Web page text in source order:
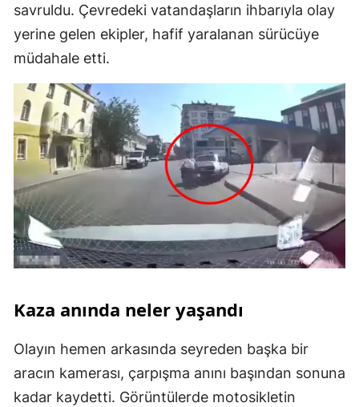
savruldu. Çevredeki vatandaşların ihbarıyla olay
yerine gelen ekipler, hafif yaralanan sürücüye
müdahale etti.
Kaza anında neler yaşandı
Olayın hemen arkasında seyreden başka bir
aracın kamerası, çarpışma anını başından sonuna
kadar kaydetti. Görüntülerde motosikletin